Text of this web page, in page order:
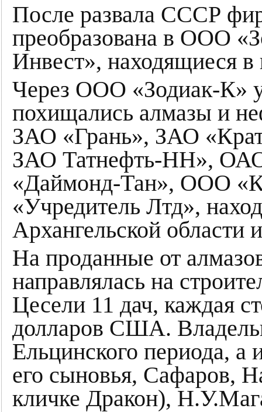
После развала СССР
преобразована в ООО
Инвест», находящиеся
Через ООО «Зодиак-К»
похищались алмазы и
ЗАО «Грань», ЗАО
ЗАО Татнефть-НН»,
«Даймонд-Тан», ООО
«Учредитель Лтд»,
Архангельской области
На проданные от
направлялась на
Цесели 11 дач, каждая
долларов США.
Ельцинского периода,
его сыновья, Сафаров,
кличке Дракон),